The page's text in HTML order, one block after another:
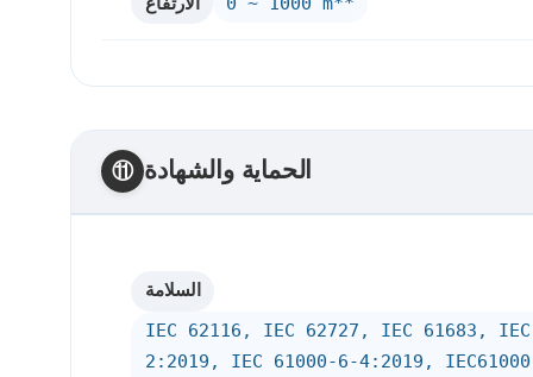
⑪ الحماية والشهادة
السلامة
IEC 62116, IEC 62727, IEC 61683,
2:2019, IEC 61000-6-4:2019,